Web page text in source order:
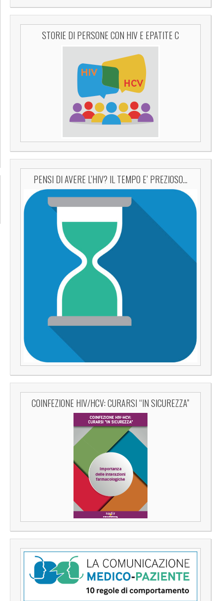
STORIE DI PERSONE CON HIV E EPATITE C
PENSI DI AVERE L’HIV? IL TEMPO E’ PREZIOSO…
COINFEZIONE HIV/HCV: CURARSI “IN SICUREZZA”